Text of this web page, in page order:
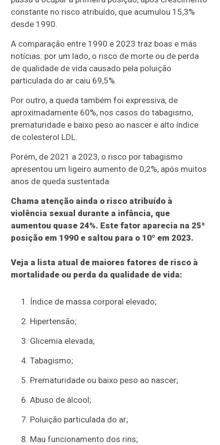
constante no risco atribuído, que acumulou 15,3%
desde 1990.
A comparação entre 1990 e 2023 traz boas e más
notícias: por um lado, o risco de morte ou de perda
de qualidade de vida causado pela poluição
particulada do ar caiu 69,5%.
Por outro, a queda também foi expressiva, de
aproximadamente 60%, nos casos do tabagismo,
prematuridade e baixo peso ao nascer e alto índice
de colesterol LDL.
Porém, de 2021 a 2023, o risco por tabagismo
apresentou um ligeiro aumento de 0,2%, após muitos
anos de queda sustentada.
Chama atenção ainda o risco atribuído à
violência sexual durante a infância, que
aumentou quase 24%. Este fator aparecia na 25ª
posição em 1990 e saltou para o 10º em 2023.
Veja a lista atual de maiores fatores de risco à
mortalidade ou perda da qualidade de vida:
Índice de massa corporal elevado;
Hipertensão;
Glicemia elevada;
Tabagismo;
Prematuridade ou baixo peso ao nascer;
Abuso de álcool;
Poluição particulada do ar;
Mau funcionamento dos rins;